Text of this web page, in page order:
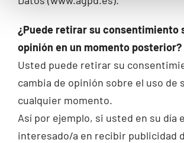
¿Puede retirar su consentimiento
opinión en un momento posterior?
Usted puede retirar su
cambia de opinión sobre el uso de
cualquier momento.
Así por ejemplo, si usted en su día
interesado/a en recibir publicidad